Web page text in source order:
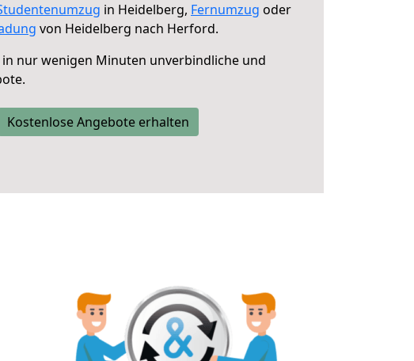
in Heidelberg, Fernumzug oder
von Heidelberg nach Herford.
in nur wenigen Minuten unverbindliche und
Kostenlose Angebote erhalten